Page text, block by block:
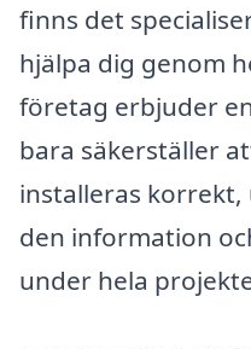
finns det
hjälpa dig genom
företag erbjuder
bara säkerställer
installeras
den information
under hela